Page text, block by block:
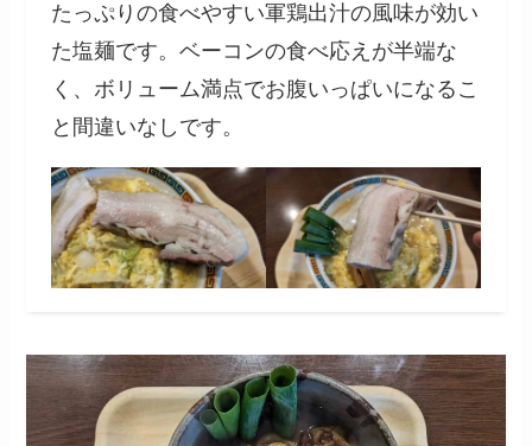
たっぷりの食べやすい軍鶏出汁の風味が効い
た塩麺です。ベーコンの食べ応えが半端な
く、ボリューム満点でお腹いっぱいになるこ
と間違いなしです。